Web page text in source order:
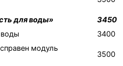
для воды»
3450
3400
модуль
3500